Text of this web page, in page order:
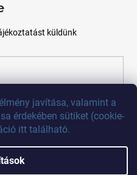
élmény javítása, valamint a
érdekében sütiket (cookie-
itt található.
küldünk